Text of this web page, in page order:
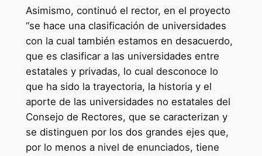
Asimismo, continuó el rector, en el proyecto
“se hace una clasificación de universidades
con la cual también estamos en desacuerdo,
que es clasificar a las universidades entre
estatales y privadas, lo cual desconoce lo
que ha sido la trayectoria, la historia y el
aporte de las universidades no estatales del
Consejo de Rectores, que se caracterizan y
se distinguen por los dos grandes ejes que,
por lo menos a nivel de enunciados, tiene